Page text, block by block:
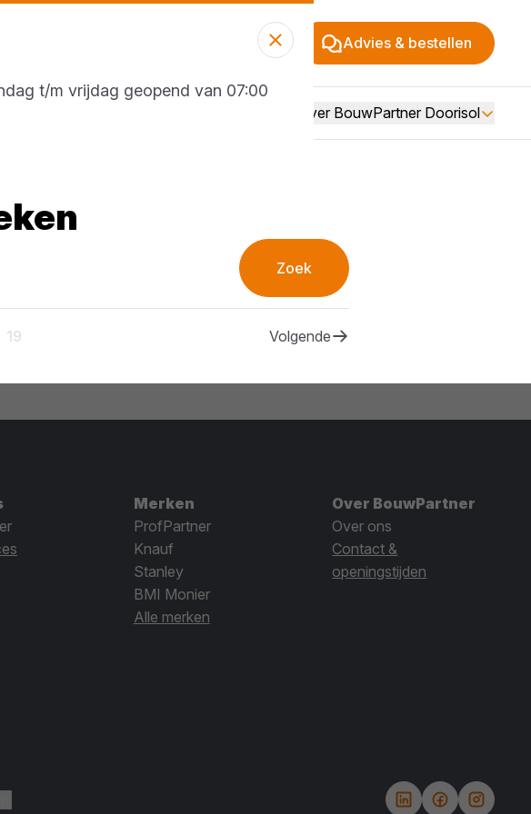
Advies & bestellen
Over BouwPartner Doorisol
Zoek
19 Volgende
t/m vrijdag geopend van 07:00
Merken
ProfPartner
Knauf
Stanley
BMI Monier
Alle merken
Over BouwPartner
Over ons
Contact &
openingstijden